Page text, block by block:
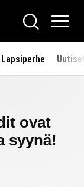
Hae
Lapsiperhe
ovat
syynä!